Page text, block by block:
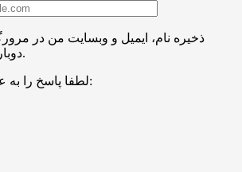
ذخیره نام، ایمیل و وبسایت من در
دوباره دیدگاهی می‌نویسم.
لطفا پاسخ را به عدد انگلیسی وارد کنید: